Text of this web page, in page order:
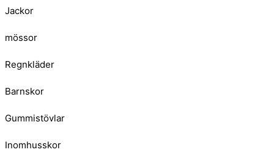
Jackor
mössor
Regnkläder
Barnskor
Gummistövlar
Inomhusskor